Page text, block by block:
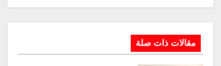
مقالات ذات صلة